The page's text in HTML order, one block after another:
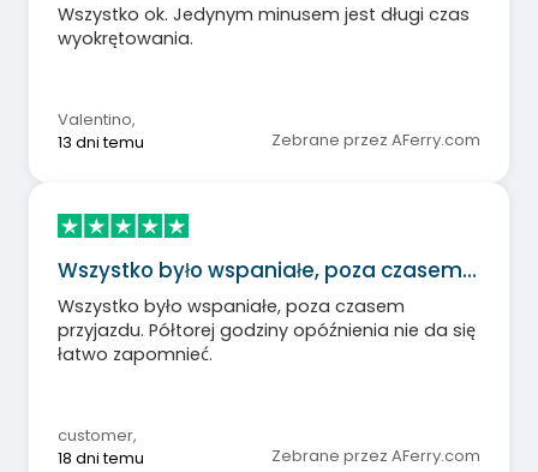
Wszystko ok. Jedynym minusem jest długi czas
wyokrętowania.
Valentino,
13 dni temu
Zebrane przez AFerry.com
Wszystko było wspaniałe, poza czasem…
Wszystko było wspaniałe, poza czasem
przyjazdu. Półtorej godziny opóźnienia nie da się
łatwo zapomnieć.
customer,
18 dni temu
Zebrane przez AFerry.com